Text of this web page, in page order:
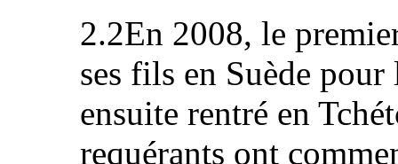
2.2En 2008, le
ses fils en Suède
ensuite rentré en
requérants ont